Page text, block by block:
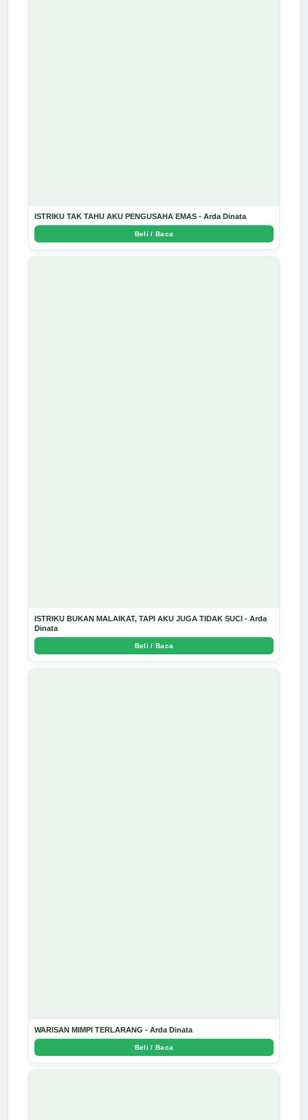
ISTRIKU TAK TAHU AKU PENGUSAHA EMAS - Arda Dinata
Beli / Baca
ISTRIKU BUKAN MALAIKAT, TAPI AKU JUGA TIDAK SUCI - Arda
Dinata
Beli / Baca
WARISAN MIMPI TERLARANG - Arda Dinata
Beli / Baca